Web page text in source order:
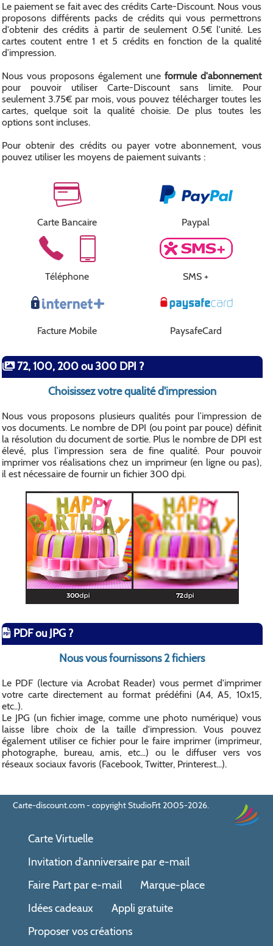
Le paiement se fait avec des crédits Carte-Discount. Nous vous
proposons différents packs de crédits qui vous permettrons
d'obtenir des crédits à partir de seulement 0.5€ l'unité. Les
cartes coutent entre 1 et 5 crédits en fonction de la qualité
d’impression.
Nous vous proposons également uneformule d'abonnement
pour pouvoir utiliser Carte-Discount sans limite. Pour
seulement 3.75€ par mois, vous pouvez télécharger toutes les
cartes, quelque soit la qualité choisie. De plus toutes les
options sont incluses.
Pour obtenir des crédits ou payer votre abonnement, vous
pouvez utiliser les moyens de paiement suivants :
Carte Bancaire Paypal
Téléphone SMS +
Facture Mobile PaysafeCard
72, 100, 200 ou 300 DPI ?
Choisissez votre qualité d'impression
Nous vous proposons plusieurs qualités pour l’impression de
vos documents. Le nombre de DPI (ou point par pouce) définit
la résolution du document de sortie. Plus le nombre de DPI est
élevé, plus l’impression sera de fine qualité. Pour pouvoir
imprimer vos réalisations chez un imprimeur (en ligne ou pas),
il est nécessaire de fournir un fichier 300 dpi.
PDF ou JPG ?
Nous vous fournissons 2 fichiers
Le PDF (lecture via Acrobat Reader) vous permet d'imprimer
votre carte directement au format prédéfini (A4, A5, 10x15,
etc..).
Le JPG (un fichier image, comme une photo numérique) vous
laisse libre choix de la taille d'impression. Vous pouvez
également utiliser ce fichier pour le faire imprimer (imprimeur,
photographe, bureau, amis, etc...) ou le diffuser vers vos
réseaux sociaux favoris (Facebook, Twitter, Printerest...).
Carte-discount.com - copyright StudioFrt 2005-2026.
Carte Virtuelle
Invitation d'anniversaire par e-mail
Faire Part par e-mail
Marque-place
Idées cadeaux
Appli gratuite
Proposer vos créations